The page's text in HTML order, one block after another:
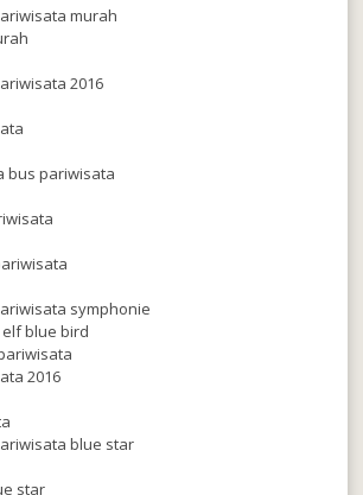
murah
2016
bus pariwisata
symphonie
blue bird
2016
blue star
star